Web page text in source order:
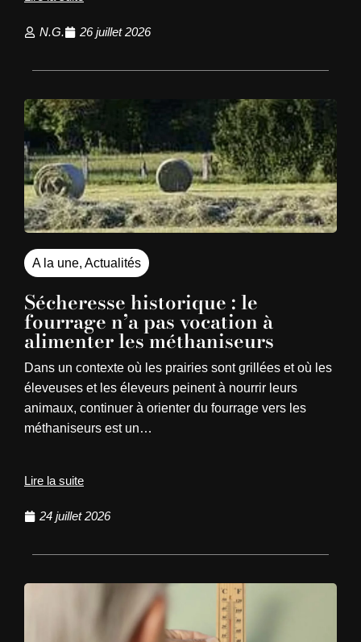
N.G. 26 juillet 2026
A la une, Actualités
Sécheresse historique : le
fourrage n’a pas vocation à
alimenter les méthaniseurs
Dans un contexte où les prairies sont grillées et où les
éleveuses et les éleveurs peinent à nourrir leurs
animaux, continuer à orienter du fourrage vers les
méthaniseurs est un…
Lire la suite
24 juillet 2026